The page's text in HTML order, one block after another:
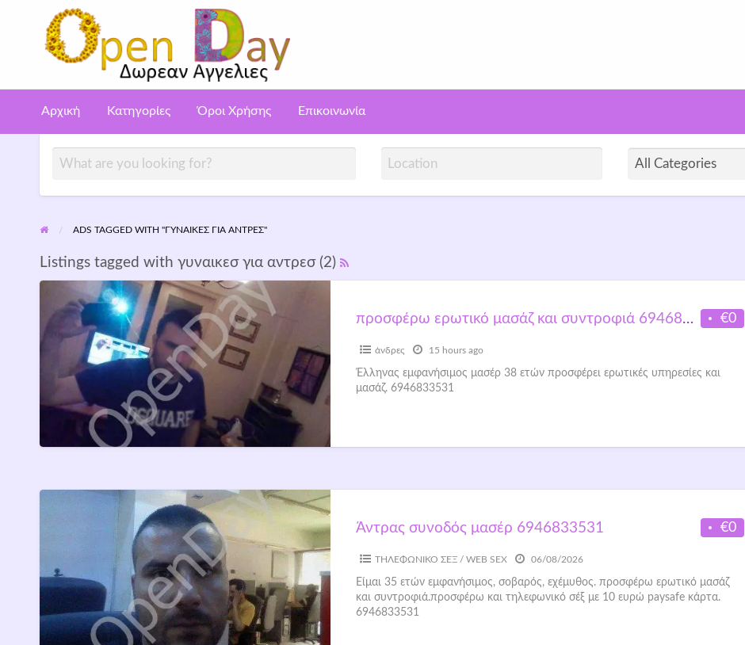
Επικοινωνία
Aggelies gia poutanes – Call girls
Αρχική Κατηγορίες Όροι Χρήσης Επικοινωνία
ADS TAGGED WITH "ΓΥΝΑΙΚΕΣ ΓΙΑ ΑΝΤΡΕΣ"
Listings tagged with γυναικεσ για αντρεσ (2)
€0
προσφέρω ερωτικό μασάζ και συντροφιά 6946833531
άνδρες 15 hours ago
Έλληνας εμφανήσιμος μασέρ 38 ετών προσφέρει ερωτικές υπηρεσίες και
μασάζ. 6946833531
€0
Άντρας συνοδός μασέρ 6946833531
ΤΗΛΕΦΩΝΙΚΟ ΣΕΞ / WEB SEX 06/08/2026
Είμαι 35 ετών εμφανήσιμος, σοβαρός, εχέμυθος. προσφέρω ερωτικό μασάζ
και συντροφιά.προσφέρω και τηλεφωνικό σέξ με 10 ευρώ paysafe κάρτα.
6946833531